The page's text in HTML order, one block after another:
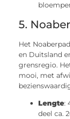
5.
Het
en Duitsland
grensregio.
mooi, met
Lengte:
deel ca.